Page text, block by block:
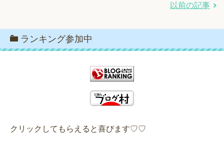
以前の記事
ランキング参加中
クリックしてもらえると喜びます♡♡